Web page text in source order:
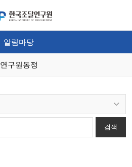
KIP
한국조달연구원
알림마당
연구원동정
검색